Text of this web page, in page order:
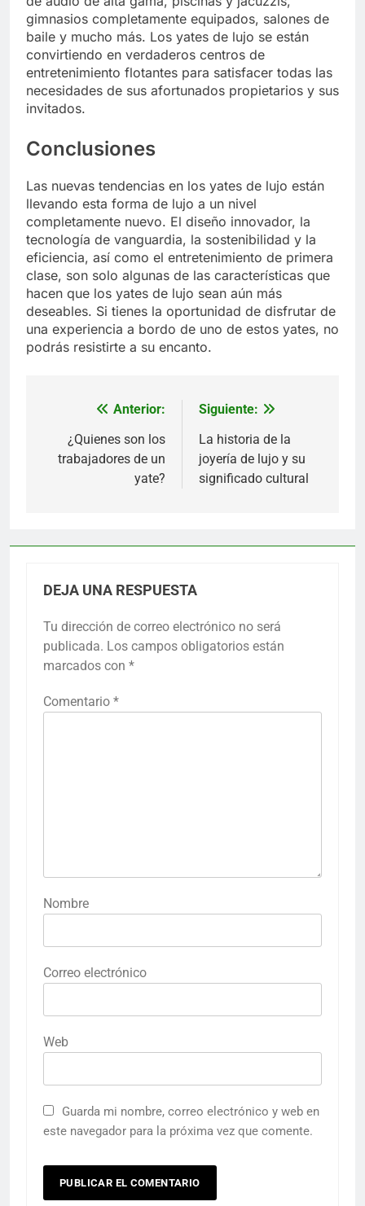
gimnasios completamente equipados, salones de
baile y mucho más. Los yates de lujo se están
convirtiendo en verdaderos centros de
entretenimiento flotantes para satisfacer todas las
necesidades de sus afortunados propietarios y sus
invitados.
Conclusiones
Las nuevas tendencias en los yates de lujo están
llevando esta forma de lujo a un nivel
completamente nuevo. El diseño innovador, la
tecnología de vanguardia, la sostenibilidad y la
eficiencia, así como el entretenimiento de primera
clase, son solo algunas de las características que
hacen que los yates de lujo sean aún más
deseables. Si tienes la oportunidad de disfrutar de
una experiencia a bordo de uno de estos yates, no
podrás resistirte a su encanto.
Navegación
entradas
Anterior:
¿Quienes son los
trabajadores de un
yate?
Siguiente:
La historia de la
joyería de lujo y su
significado cultural
DEJA UNA RESPUESTA
Tu dirección de correo electrónico no será
publicada. Los campos obligatorios están
marcados con *
Comentario *
Nombre
Correo electrónico
Web
Guarda mi nombre, correo electrónico y web en
este navegador para la próxima vez que comente.